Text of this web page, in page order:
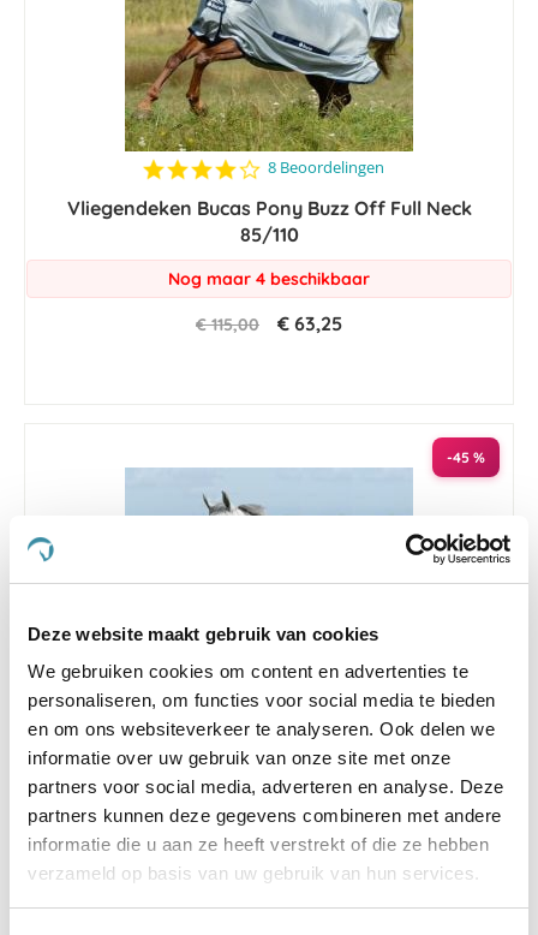
Deze website maakt gebruik van cookies
We gebruiken cookies om content en advertenties te
personaliseren, om functies voor social media te bieden
en om ons websiteverkeer te analyseren. Ook delen we
informatie over uw gebruik van onze site met onze
partners voor social media, adverteren en analyse. Deze
partners kunnen deze gegevens combineren met andere
informatie die u aan ze heeft verstrekt of die ze hebben
verzameld op basis van uw gebruik van hun services.
4.1
rating
8 Beoordelingen
Vliegendeken Bucas Pony Buzz Off Full Neck
85/110
Nog maar 4 beschikbaar
€ 115,00 € 63,25
-45 %
4.8
star
rating
18 Beoordelingen
Deken Bucas Pony Irish 300g 85/110 Black
Nog maar 2 beschikbaar
€ 125,00 € 68,75